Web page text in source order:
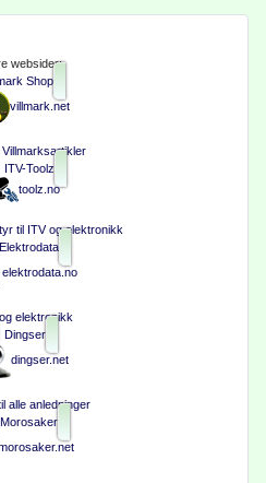
websider:
Shop
villmark.net
ITV-Toolz
toolz.no
til ITV og elektronikk
Elektrodata
elektrodata.no
elektronikk
Dingser
dingser.net
alle anledninger
Morosaker